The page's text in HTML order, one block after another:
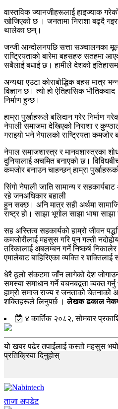
वास्तविक ज्यानजीहरूलाई हाइज्याक
खोजिएको छ । जनतामा निराशा बढ्दै
थालेका छन्।
जन्जी आन्दोलनपछि सत्ता सञ्चालनका
राष्ट्रियताको बारेमा बहसहरु सतहमा
सबैलाई बधाई छ। हामीले देशको
अन्यथा एउटा कोराबोद्धिक बहस मात्र
विज्ञान छ। त्यो हो ऐतिहासिक
निर्माण हुन्छ।
हाम्रा पुर्खाहरूले बलिदान गरेर निर्माण
नेपाली समाजमा देखिएको निराशा र
गराइयो भने नेपालको राष्ट्रियता
नेपाल समाजशास्त्र र मानवशास्त्रका
दुनियालाई अचमित बनाएको छ।
कमजोर बनाउन चाहन्छन् हाम्रा
सिंगो नेपाली जाति सामान्य र
रहे जनअधिकार बहाली
हुन सक्छ। अनि मात्र सही अर्थमा
राष्ट्र हो। साझा भूगोल साझा भाषा
सह अस्तित्व सहकार्यको हाम्रो जीवन
कमजोरीलाई महसुस गरि पुन गल्ती
तरिकालाई अबलम्बन गर्ने निष्कर्ष
एमालेबाट बाहिरिएका व्यक्ति र शक्तिलाई
धेरै ठूलो संकटमा जाँन लागेको देश
समस्या समाधान गर्ने बचनबद्वता व्यक्त
हाम्रो समाज राज्य र जनताको चेतनाको
शक्तिहरूले लिनुपर्छ ।लेखक ढकाल
४ कार्तिक २०८२, सोमबार
यो खबर पढेर तपाईलाई कस्तो महसुस
प्रतिक्रिया दिनुहोस्
ताजा अपडेट